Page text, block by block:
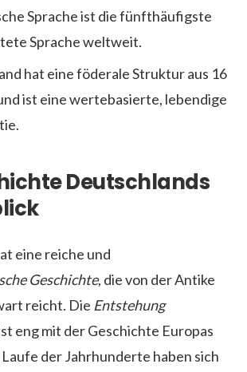
Sprache ist die fünfthäufigste
Sprache weltweit.
hat eine föderale Struktur aus 16
ist eine wertebasierte, lebendige
Deutschlands
eine reiche und
Geschichte, die von der Antike
reicht. Die Entstehung
eng mit der Geschichte Europas
der Jahrhunderte haben sich